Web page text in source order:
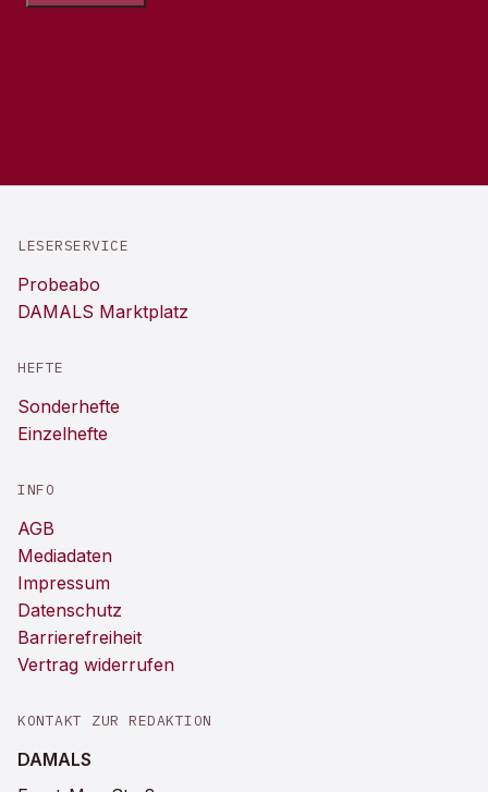
LESERSERVICE
Probeabo
DAMALS Marktplatz
HEFTE
Sonderhefte
Einzelhefte
INFO
AGB
Mediadaten
Impressum
Datenschutz
Barrierefreiheit
Vertrag widerrufen
KONTAKT ZUR REDAKTION
DAMALS